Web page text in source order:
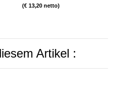
(€ 13,20 netto)
Artikel :